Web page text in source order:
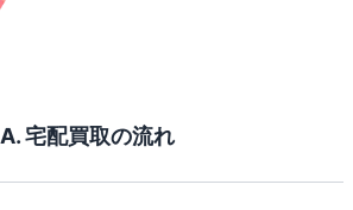
A. 宅配買取の流れ